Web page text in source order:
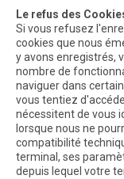
Le refus des
Si vous refusez
cookies que nous
y avons enregistrés,
nombre de
naviguer dans
vous tentiez
nécessitent de vous
lorsque nous ne
compatibilité
terminal, ses
depuis lequel votre